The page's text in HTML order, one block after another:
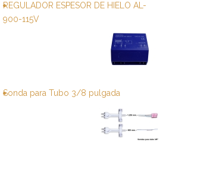
REGULADOR ESPESOR DE HIELO AL-
900-115V
Sonda para Tubo 3/8 pulgada